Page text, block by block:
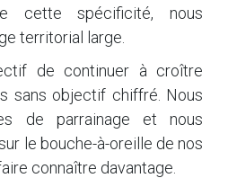
cette spécificité, nous
territorial large.
de continuer à croître
sans objectif chiffré. Nous
de parrainage et nous
le bouche-à-oreille de nos
connaître davantage.